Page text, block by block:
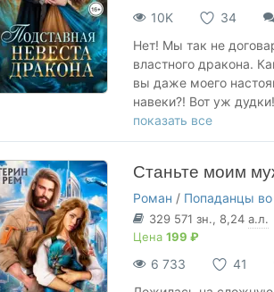
10K 34
Нет! Мы так не
властного дракона.
вы даже моего
навеки?! Вот уж
пытается убить. Как
показать все
Станьте моим
Роман / Попаданцы
329 571 зн., 8,24 а.л.
Цена 199 ₽
6 733 41